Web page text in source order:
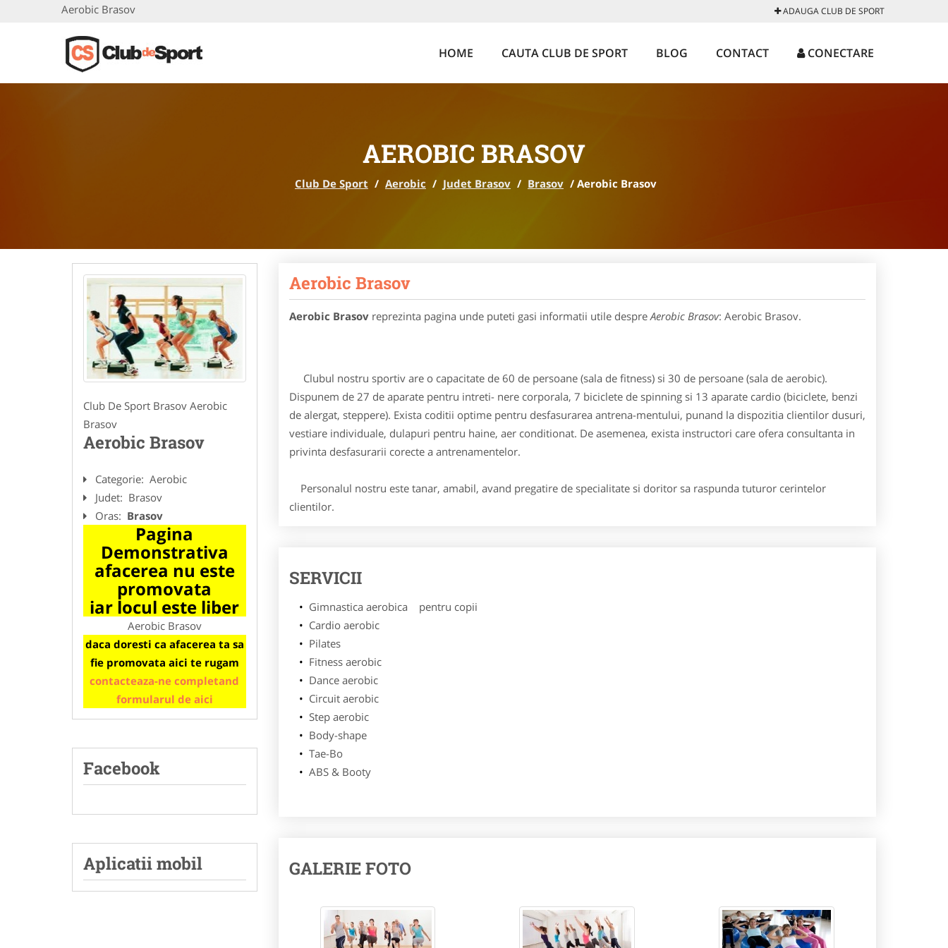
Aerobic Brasov ADAUGA CLUB DE SPORT
HOME CAUTA CLUB DE SPORT BLOG CONTACT CONECTARE
AEROBIC BRASOV
Club De Sport / Aerobic / Judet Brasov / Brasov / Aerobic Brasov
Club De Sport Brasov Aerobic
Brasov
Aerobic Brasov
Categorie: Aerobic
Judet: Brasov
Oras: Brasov
Pagina
Demonstrativa
afacerea nu este
promovata
iar locul este liber
Aerobic Brasov
daca doresti ca afacerea ta sa
fie promovata aici te rugam
contacteaza-ne completand
formularul de aici
Facebook
Aplicatii mobil
Aerobic Brasov
Aerobic Brasovreprezinta pagina unde puteti gasi informatii utile despreAerobic Brasov: Aerobic Brasov.
Clubul nostru sportiv are o capacitate de 60 de persoane (sala de fitness) si 30 de persoane (sala de aerobic).
Dispunem de 27 de aparate pentru intreti- nere corporala, 7 biciclete de spinning si 13 aparate cardio (biciclete, benzi
de alergat, steppere). Exista coditii optime pentru desfasurarea antrena-mentului, punand la dispozitia clientilor dusuri,
vestiare individuale, dulapuri pentru haine, aer conditionat. De asemenea, exista instructori care ofera consultanta in
privinta desfasurarii corecte a antrenamentelor.
Personalul nostru este tanar, amabil, avand pregatire de specialitate si doritor sa raspunda tuturor cerintelor
clientilor.
SERVICII
Gimnastica aerobica pentru copii
Cardio aerobic
Pilates
Fitness aerobic
Dance aerobic
Circuit aerobic
Step aerobic
Body-shape
Tae-Bo
ABS & Booty
GALERIE FOTO